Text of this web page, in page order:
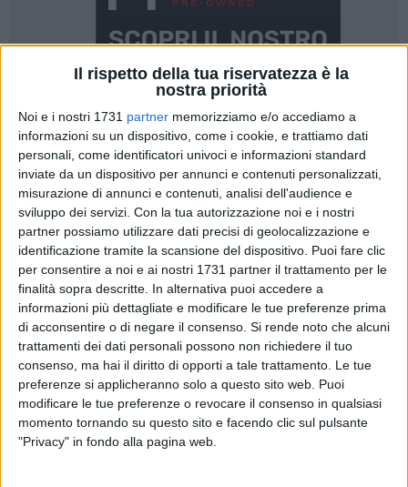
Il rispetto della tua riservatezza è la
nostra priorità
Noi e i nostri 1731 partner memorizziamo e/o accediamo a
informazioni su un dispositivo, come i cookie, e trattiamo dati
personali, come identificatori univoci e informazioni standard
inviate da un dispositivo per annunci e contenuti personalizzati,
misurazione di annunci e contenuti, analisi dell'audience e
sviluppo dei servizi. Con la tua autorizzazione noi e i nostri
partner possiamo utilizzare dati precisi di geolocalizzazione e
identificazione tramite la scansione del dispositivo. Puoi fare clic
per consentire a noi e ai nostri 1731 partner il trattamento per le
finalità sopra descritte. In alternativa puoi accedere a
informazioni più dettagliate e modificare le tue preferenze prima
di acconsentire o di negare il consenso. Si rende noto che alcuni
trattamenti dei dati personali possono non richiedere il tuo
consenso, ma hai il diritto di opporti a tale trattamento. Le tue
preferenze si applicheranno solo a questo sito web. Puoi
modificare le tue preferenze o revocare il consenso in qualsiasi
momento tornando su questo sito e facendo clic sul pulsante
"Privacy" in fondo alla pagina web.
Ampia partecipazione per il servizio di trasporto gratuito per
le cure termali promosso dal Comune di Spinazzola e rivolto
ai cittadini over 65 residenti nel territorio comunale. Il
servizio, svolto in sinergia con le Terme di Margherita di
Savoia, consente ai cittadini interessati di usufruire
gratuitamente del trasporto di andata e ritorno da
Spinazzola verso il noto centro termale, agevolando coloro
che hanno necessità di effettuare un ciclo di cure termali